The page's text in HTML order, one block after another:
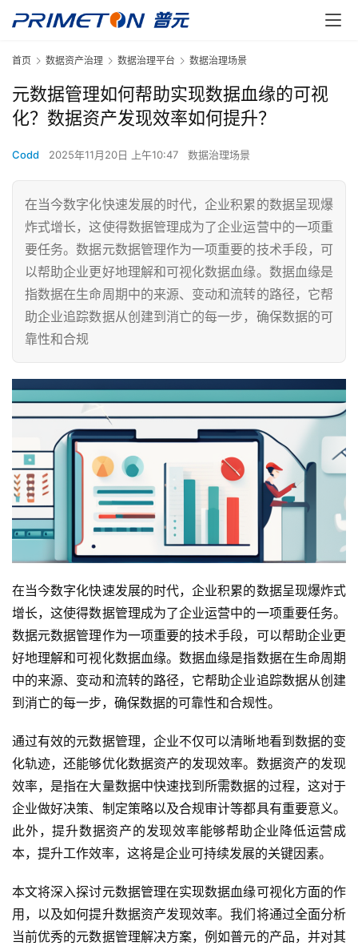
首页 数据资产治理 数据治理平台 数据治理场景
元数据管理如何帮助实现数据血缘的可视
化？数据资产发现效率如何提升？
Codd 2025年11月20日 上午10:47 数据治理场景
在当今数字化快速发展的时代，企业积累的数据呈现爆
炸式增长，这使得数据管理成为了企业运营中的一项重
要任务。数据元数据管理作为一项重要的技术手段，可
以帮助企业更好地理解和可视化数据血缘。数据血缘是
指数据在生命周期中的来源、变动和流转的路径，它帮
助企业追踪数据从创建到消亡的每一步，确保数据的可
靠性和合规
在当今数字化快速发展的时代，企业积累的数据呈现爆炸式
增长，这使得数据管理成为了企业运营中的一项重要任务。
数据元数据管理作为一项重要的技术手段，可以帮助企业更
好地理解和可视化数据血缘。数据血缘是指数据在生命周期
中的来源、变动和流转的路径，它帮助企业追踪数据从创建
到消亡的每一步，确保数据的可靠性和合规性。
通过有效的元数据管理，企业不仅可以清晰地看到数据的变
化轨迹，还能够优化数据资产的发现效率。数据资产的发现
效率，是指在大量数据中快速找到所需数据的过程，这对于
企业做好决策、制定策略以及合规审计等都具有重要意义。
此外，提升数据资产的发现效率能够帮助企业降低运营成
本，提升工作效率，这将是企业可持续发展的关键因素。
本文将深入探讨元数据管理在实现数据血缘可视化方面的作
用，以及如何提升数据资产发现效率。我们将通过全面分析
当前优秀的元数据管理解决方案，例如普元的产品，并对其